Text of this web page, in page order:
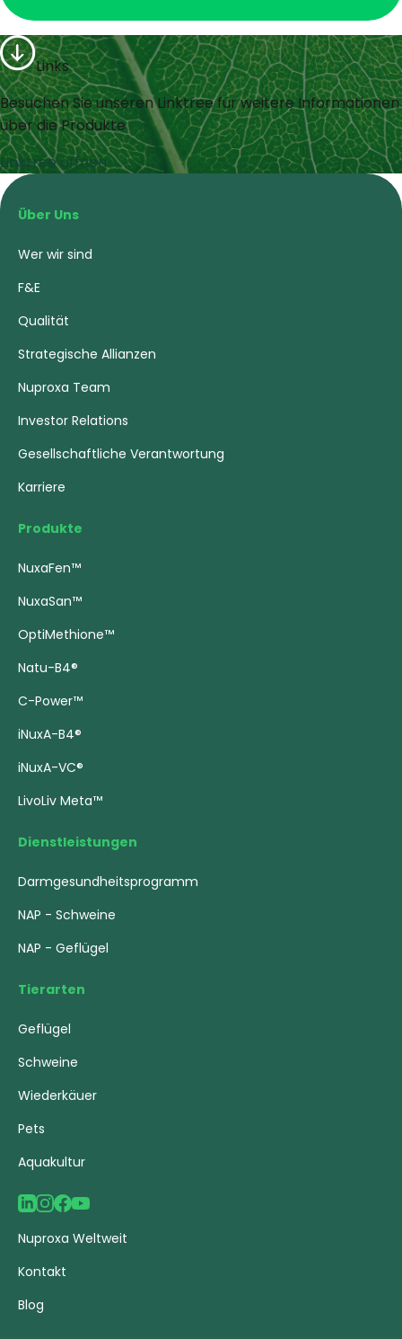
Links
Besuchen Sie unseren Linktree für weitere Informationen
über die Produkte
Linktree öffnen
Über Uns
Wer wir sind
F&E
Qualität
Strategische Allianzen
Nuproxa Team
Investor Relations
Gesellschaftliche Verantwortung
Karriere
Produkte
NuxaFen™
NuxaSan™
OptiMethione™
Natu-B4®
C-Power™
iNuxA-B4®
iNuxA-VC®
LivoLiv Meta™
Dienstleistungen
Darmgesundheitsprogramm
NAP - Schweine
NAP - Geflügel
Tierarten
Geflügel
Schweine
Wiederkäuer
Pets
Aquakultur
Nuproxa Weltweit
Kontakt
Blog